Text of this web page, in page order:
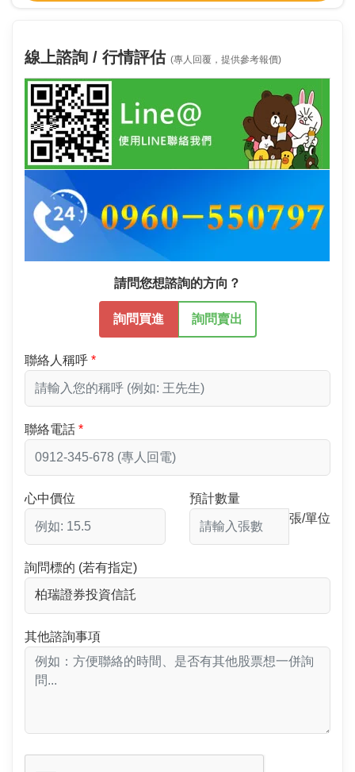
線上諮詢 / 行情評估 (專人回覆，提供參考報價)
請問您想諮詢的方向？
詢問買進 詢問賣出
聯絡人稱呼
聯絡電話
心中價位
預計數量
張/單位
詢問標的 (若有指定)
其他諮詢事項